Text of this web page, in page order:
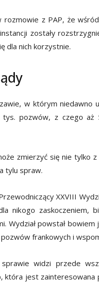
rozmowie z PAP, że
zostały
dla nich korzystnie.
w którym niedawno
tys. pozwów, z czego
zmierzyć się nie tylko
tylu spraw.
XXVIII
nikogo zaskoczeniem,
Wydział powstał
frankowych i
sprawie widzi przede
która jest